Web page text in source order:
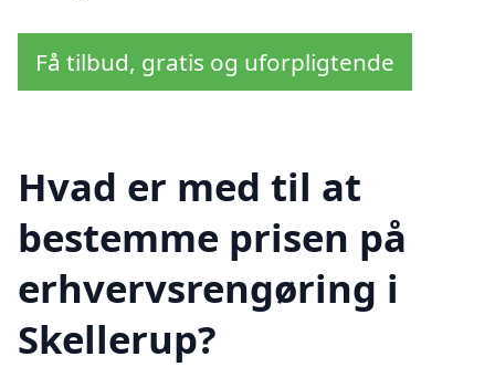
Få tilbud, gratis og uforpligtende
Hvad er med til at
bestemme prisen på
erhvervsrengøring i
Skellerup?